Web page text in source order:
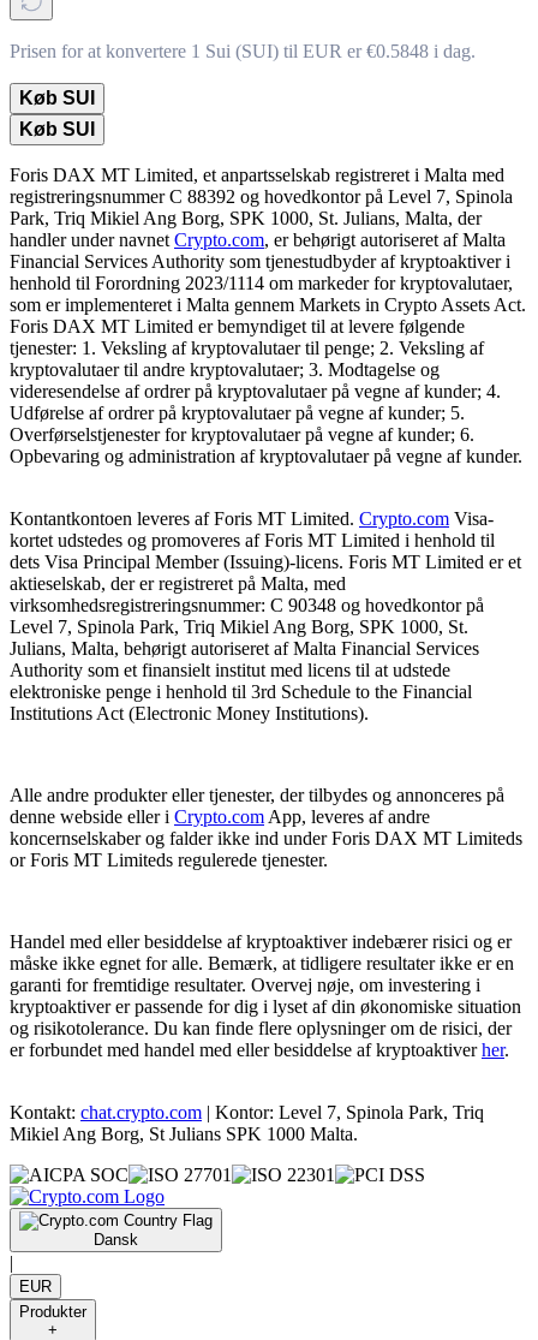
Prisen for at konvertere 1 Sui (SUI) til EUR er €0.5848 i dag.
Køb SUI
Køb SUI
Foris DAX MT Limited, et anpartsselskab registreret i Malta med
registreringsnummer C 88392 og hovedkontor på Level 7, Spinola
Park, Triq Mikiel Ang Borg, SPK 1000, St. Julians, Malta, der
handler under navnet Crypto.com, er behørigt autoriseret af Malta
Financial Services Authority som tjenestudbyder af kryptoaktiver i
henhold til Forordning 2023/1114 om markeder for kryptovalutaer,
som er implementeret i Malta gennem Markets in Crypto Assets Act.
Foris DAX MT Limited er bemyndiget til at levere følgende
tjenester: 1. Veksling af kryptovalutaer til penge; 2. Veksling af
kryptovalutaer til andre kryptovalutaer; 3. Modtagelse og
videresendelse af ordrer på kryptovalutaer på vegne af kunder; 4.
Udførelse af ordrer på kryptovalutaer på vegne af kunder; 5.
Overførselstjenester for kryptovalutaer på vegne af kunder; 6.
Opbevaring og administration af kryptovalutaer på vegne af kunder.
Kontantkontoen leveres af Foris MT Limited. Crypto.com Visa-
kortet udstedes og promoveres af Foris MT Limited i henhold til
dets Visa Principal Member (Issuing)-licens. Foris MT Limited er et
aktieselskab, der er registreret på Malta, med
virksomhedsregistreringsnummer: C 90348 og hovedkontor på
Level 7, Spinola Park, Triq Mikiel Ang Borg, SPK 1000, St.
Julians, Malta, behørigt autoriseret af Malta Financial Services
Authority som et finansielt institut med licens til at udstede
elektroniske penge i henhold til 3rd Schedule to the Financial
Institutions Act (Electronic Money Institutions).
Alle andre produkter eller tjenester, der tilbydes og annonceres på
denne webside eller i Crypto.com App, leveres af andre
koncernselskaber og falder ikke ind under Foris DAX MT Limiteds
or Foris MT Limiteds regulerede tjenester.
Handel med eller besiddelse af kryptoaktiver indebærer risici og er
måske ikke egnet for alle. Bemærk, at tidligere resultater ikke er en
garanti for fremtidige resultater. Overvej nøje, om investering i
kryptoaktiver er passende for dig i lyset af din økonomiske situation
og risikotolerance. Du kan finde flere oplysninger om de risici, der
er forbundet med handel med eller besiddelse af kryptoaktiverher.
Kontakt: chat.crypto.com | Kontor: Level 7, Spinola Park, Triq
Mikiel Ang Borg, St Julians SPK 1000 Malta.
Dansk
|
EUR
Produkter
+